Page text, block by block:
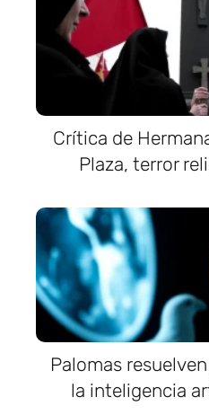
Crítica de
Plaza, terror
Palomas
la inteligencia